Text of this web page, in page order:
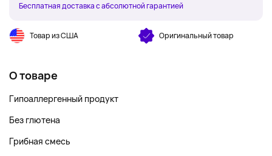
Бесплатная доставка с абсолютной гарантией
Товар из США Оригинальный товар
О товаре
Гипоаллергенный продукт
Без глютена
Грибная смесь